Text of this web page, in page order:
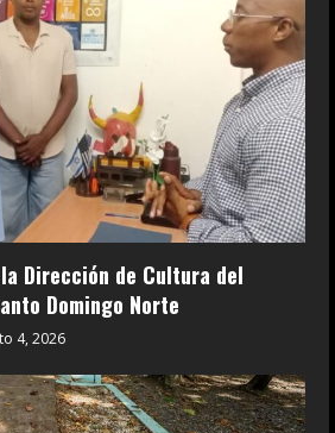
la Dirección de Cultura del
Domingo Norte
4, 2026